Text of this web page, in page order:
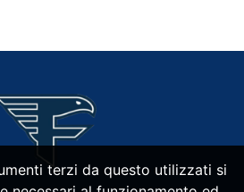
terzi da questo utilizzati si